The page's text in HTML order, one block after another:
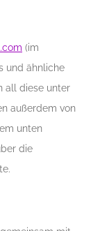
(im
und ähnliche
all diese unter
außerdem von
unten
die